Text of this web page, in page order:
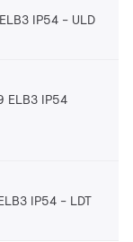
IP54 ULD
ELB3 IP54
IP54 LDT